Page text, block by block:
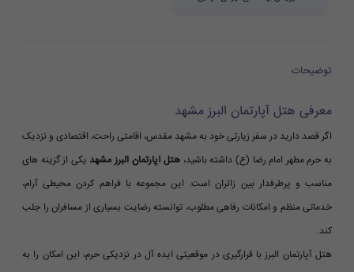
توضیحات
معرفی هتل آپارتمان البرز مشهد
اگر قصد دارید در سفر زیارتی خود به مشهد مقدس، اقامتی راحت، اقتصادی و نزدیک
به حرم مطهر امام رضا (ع) داشته باشید، هتل آپارتمان البرز مشهد یکی از گزینه های
مناسب و پرطرفدار بین زائران است. این مجموعه با فراهم کردن محیطی آرام،
خدماتی منظم و امکانات رفاهی مطلوب، توانسته رضایت بسیاری از مسافران را جلب
کند.
هتل آپارتمان البرز با قرارگیری در موقعیتی ایده آل در نزدیکی حرم، این امکان را به